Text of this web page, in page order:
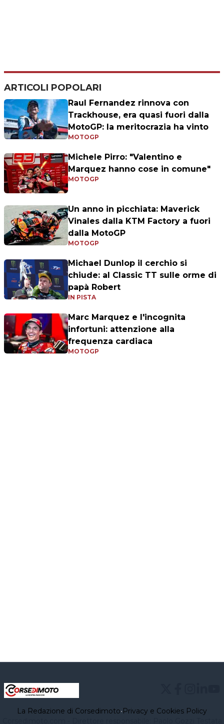
ARTICOLI POPOLARI
Raul Fernandez rinnova con
Trackhouse, era quasi fuori dalla
MotoGP: la meritocrazia ha vinto
MOTOGP
Michele Pirro: "Valentino e
Marquez hanno cose in comune"
MOTOGP
Un anno in picchiata: Maverick
Vinales dalla KTM Factory a fuori
dalla MotoGP
MOTOGP
Michael Dunlop il cerchio si
chiude: al Classic TT sulle orme di
papà Robert
IN PISTA
Marc Marquez e l'incognita
infortuni: attenzione alla
frequenza cardiaca
MOTOGP
La Redazione di Corsedimoto•Privacy e Cookies Policy